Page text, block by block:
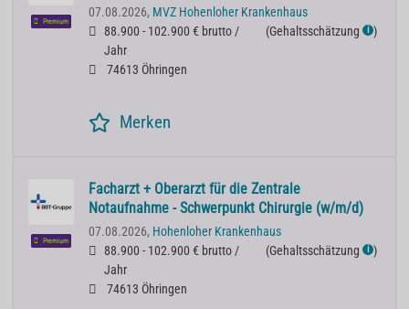
Premium
07.08.2026, MVZ Hohenloher Krankenhaus
88.900 - 102.900 € brutto /
Jahr
(Gehaltsschätzung ℹ )
74613 Öhringen
Merken
Premium
Facharzt + Oberarzt für die Zentrale
Notaufnahme - Schwerpunkt Chirurgie (w/m/d)
07.08.2026, Hohenloher Krankenhaus
88.900 - 102.900 € brutto /
Jahr
(Gehaltsschätzung ℹ )
74613 Öhringen